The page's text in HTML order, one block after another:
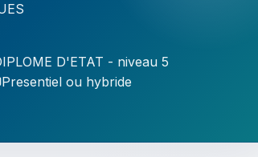
D'ETAT - niveau 5
Presentiel ou hybride